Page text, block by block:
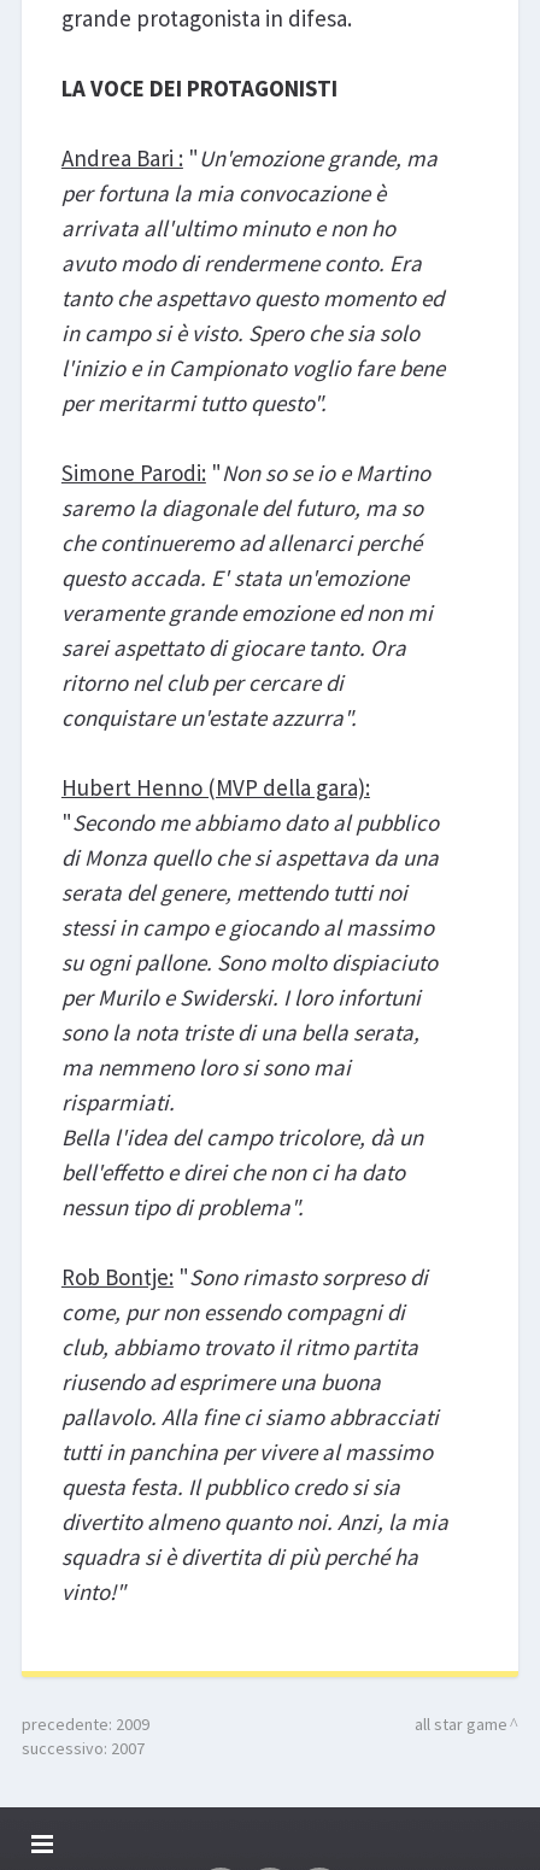
grande protagonista in difesa.
LA VOCE DEI PROTAGONISTI
Andrea Bari :"Un'emozione grande, ma
per fortuna la mia convocazione è
arrivata all'ultimo minuto e non ho
avuto modo di rendermene conto. Era
tanto che aspettavo questo momento ed
in campo si è visto. Spero che sia solo
l'inizio e in Campionato voglio fare bene
per meritarmi tutto questo".
Simone Parodi:"Non so se io e Martino
saremo la diagonale del futuro, ma so
che continueremo ad allenarci perché
questo accada. E' stata un'emozione
veramente grande emozione ed non mi
sarei aspettato di giocare tanto. Ora
ritorno nel club per cercare di
conquistare un'estate azzurra".
Hubert Henno (MVP della gara):
"Secondo me abbiamo dato al pubblico
di Monza quello che si aspettava da una
serata del genere, mettendo tutti noi
stessi in campo e giocando al massimo
su ogni pallone. Sono molto dispiaciuto
per Murilo e Swiderski. I loro infortuni
sono la nota triste di una bella serata,
ma nemmeno loro si sono mai
risparmiati.
Bella l'idea del campo tricolore, dà un
bell'effetto e direi che non ci ha dato
nessun tipo di problema".
Rob Bontje:"Sono rimasto sorpreso di
come, pur non essendo compagni di
club, abbiamo trovato il ritmo partita
riusendo ad esprimere una buona
pallavolo. Alla fine ci siamo abbracciati
tutti in panchina per vivere al massimo
questa festa. Il pubblico credo si sia
divertito almeno quanto noi. Anzi, la mia
squadra si è divertita di più perché ha
vinto!"
precedente: 2009
successivo: 2007
all star game